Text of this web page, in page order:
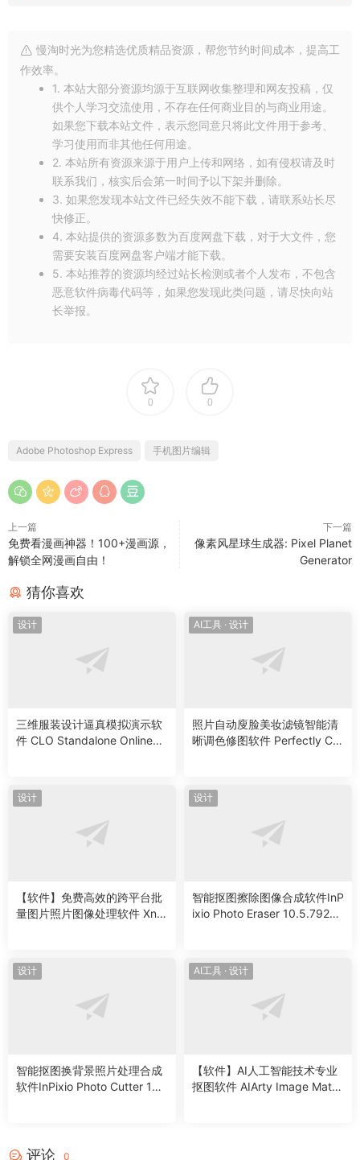
• 轻松拨动调整滑块，尝试各种色温、饱和度和其他效果。
• 除雾功能可消除雾感，让景色变得更清晰，呈现更多细节。
4、修饰功能
• 轻点照片，快速调整头部或面部朝向的角度。
• 去除瑕疵，打造完美无缺的柔美肌肤。
• 使用趣味滑块，将个人自拍转化为人物漫画。
• 巧用脸型和特征识别滑块修饰面容。
5、绝美照片拼贴画
• 添加即用式背景、渐变色和布局，制作独一无二的趣味拼贴
• 使用风格转换功能轻松统一拼贴画的观感风格。
• 色彩显现工具可突出颜色主题，创造出惊人效果。
• 运用剪贴簿功能或照片拼图制作器随性发挥创意灵感。
6、添加边框和文本
• 运用平移、缩放和旋转设置微调文本位置。
• 加入自定义文本或标志，轻松添加水印。
• 裁剪、拉直、旋转、翻转照片，制作可即刻分享的照片。
• 轻触照片，修复闭眼，呈现完美影像。
• 巧用各种简单晕影，突出照片主题。
8、虚化效果
• 运用径向虚化功能将焦点转移至特定元素，融合背景。
• 使用全图虚化功能编辑美图，打造动感效果。
9、消除噪点
• 锐化细节，打造优质成像。
• 使用自动设置瞬间修复扭曲图片。
• 现在您可以采用 PNG 文件格式保存高对比度的清晰图片。对于
带有透明背景、可与其他图片叠加的数字照片和图像，该功能将
慢淘时光为您精选优质精品资源，帮您节约时间成本，提高工
作效率。
1. 本站大部分资源均源于互联网收集整理和网友投稿，仅
供个人学习交流使用，不存在任何商业目的与商业用途。
如果您下载本站文件，表示您同意只将此文件用于参考、
学习使用而非其他任何用途。
2. 本站所有资源来源于用户上传和网络，如有侵权请及时
联系我们，核实后会第一时间予以下架并删除。
3. 如果您发现本站文件已经失效不能下载，请联系站长尽
快修正。
4. 本站提供的资源多数为百度网盘下载，对于大文件，您
需要安装百度网盘客户端才能下载。
5. 本站推荐的资源均经过站长检测或者个人发布，不包含
恶意软件病毒代码等，如果您发现此类问题，请尽快向站
长举报。
0 0
Adobe Photoshop Express 手机图片编辑
上一篇
免费看漫画神器！100+漫画源，
解锁全网漫画自由！
下一篇
像素风星球生成器: Pixel Planet
Generator
猜你喜欢
设计
三维服装设计逼真模拟演示软
件 CLO Standalone OnlineAu
AI工具 · 设计
照片自动廋脸美妆滤镜智能清
晰调色修图软件 Perfectly Cle
设计
【软件】免费高效的跨平台批
量图片照片图像处理软件 XnC
设计
智能抠图擦除图像合成软件InP
ixio Photo Eraser 10.5.7924.
设计
智能抠图换背景照片处理合成
软件InPixio Photo Cutter 10.
AI工具 · 设计
【软件】AI人工智能技术专业
抠图软件 AIArty Image Matti
评论 0